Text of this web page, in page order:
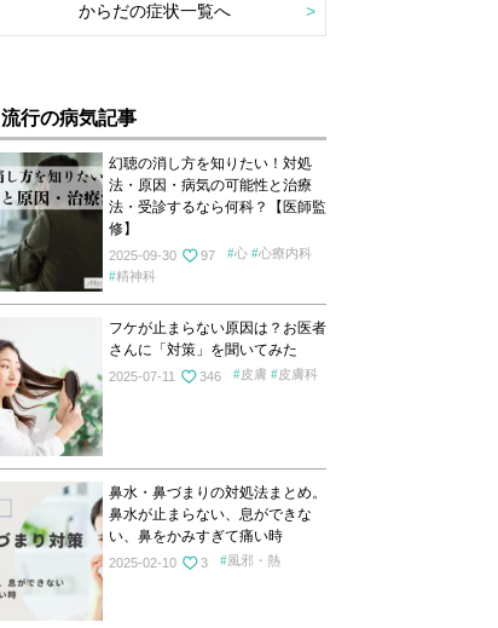
からだの症状一覧へ
流行の病気記事
幻聴の消し方を知りたい！対処
法・原因・病気の可能性と治療
法・受診するなら何科？【医師監
修】
2025-09-30 97 心
心療内科
精神科
フケが止まらない原因は？お医者
さんに「対策」を聞いてみた
2025-07-11 346 皮膚 皮膚科
鼻水・鼻づまりの対処法まとめ。
鼻水が止まらない、息ができな
い、鼻をかみすぎて痛い時
2025-02-10 3 風邪・熱